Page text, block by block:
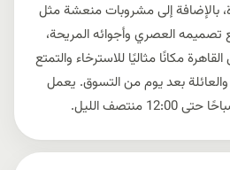
بالإضافة إلى مشروبات منعشة مثل
العصري وأجوائه المريحة،
مكانًا مثاليًا للاسترخاء والتمتع
بعد يوم من التسوق. يعمل